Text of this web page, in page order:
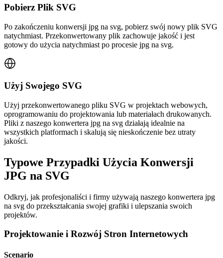
Pobierz Plik SVG
Po zakończeniu konwersji jpg na svg, pobierz swój nowy plik SVG
natychmiast. Przekonwertowany plik zachowuje jakość i jest
gotowy do użycia natychmiast po procesie jpg na svg.
Użyj Swojego SVG
Użyj przekonwertowanego pliku SVG w projektach webowych,
oprogramowaniu do projektowania lub materiałach drukowanych.
Pliki z naszego konwertera jpg na svg działają idealnie na
wszystkich platformach i skalują się nieskończenie bez utraty
jakości.
Typowe Przypadki Użycia Konwersji
JPG na SVG
Odkryj, jak profesjonaliści i firmy używają naszego konwertera jpg
na svg do przekształcania swojej grafiki i ulepszania swoich
projektów.
Projektowanie i Rozwój Stron Internetowych
Scenario